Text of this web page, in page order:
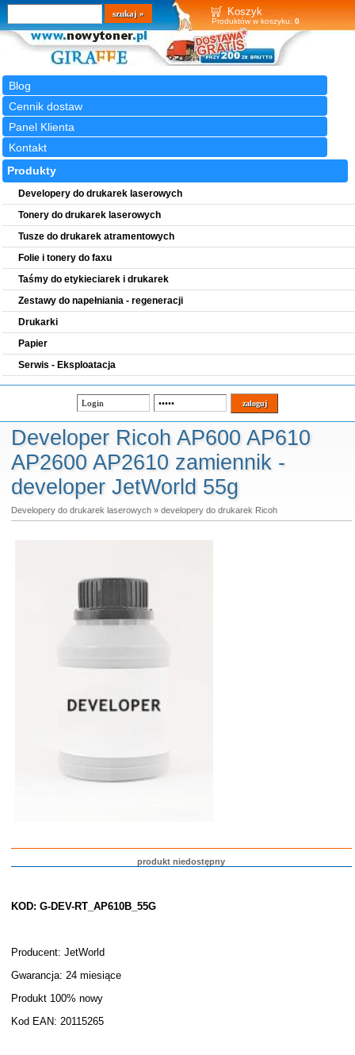
Koszyk
Produktów w koszyku: 0
Blog
Cennik dostaw
Panel Klienta
Kontakt
Wyszukiwarka
szukaj
Produkty
Developery do drukarek laserowych
Tonery do drukarek laserowych
Tusze do drukarek atramentowych
Folie i tonery do faxu
Taśmy do etykieciarek i drukarek
Zestawy do napełniania - regeneracji
Drukarki
Papier
Serwis - Eksploatacja
Developer Ricoh AP600 AP610
AP2600 AP2610 zamiennik -
developer JetWorld 55g
Developery do drukarek laserowych» developery do drukarek Ricoh
produkt niedostępny
KOD: G-DEV-RT_AP610B_55G
Producent: JetWorld
Gwarancja: 24 miesiące
Produkt 100% nowy
Kod EAN: 20115265